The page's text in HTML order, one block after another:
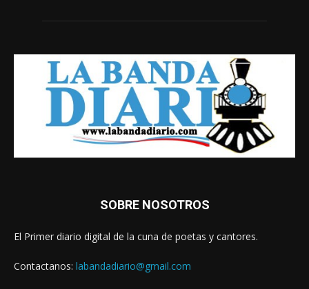
SOBRE NOSOTROS
El Primer diario digital de la cuna de poetas y cantores.
Contactanos: labandadiario@gmail.com